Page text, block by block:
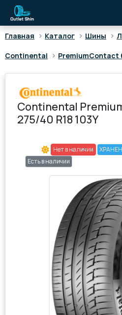
Главная > Каталог > Шины >
Continental > PremiumContact
Continental
275/40 R18 103Y
Нет в наличии
Есть в наличии